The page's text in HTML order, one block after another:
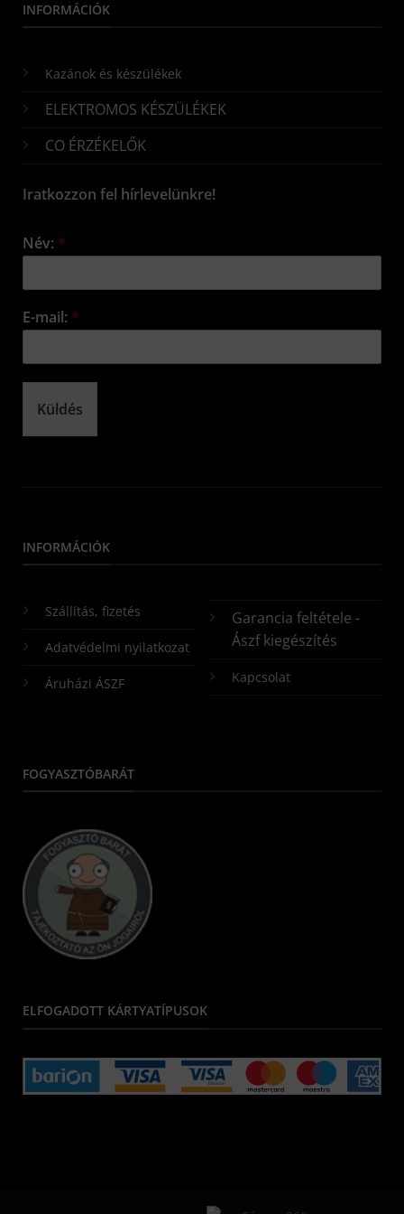
INFORMÁCIÓK
Kazánok és készülékek
ELEKTROMOS KÉSZÜLÉKEK
CO ÉRZÉKELŐK
Iratkozzon fel hírlevelünkre!
Név: *
E-mail: *
Küldés
INFORMÁCIÓK
Szállítás, fizetés
Adatvédelmi nyilatkozat
Áruházi ÁSZF
Garancia feltétele -
Ászf kiegészítés
Kapcsolat
FOGYASZTÓBARÁT
ELFOGADOTT KÁRTYATÍPUSOK